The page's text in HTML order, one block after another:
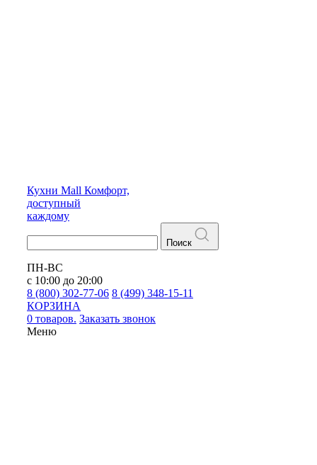
Кухни Mall Комфорт,
доступный
каждому
Поиск
ПН-ВС
с 10:00 до 20:00
8 (800) 302-77-06 8 (499) 348-15-11
КОРЗИНА
0 товаров. Заказать звонок
Меню